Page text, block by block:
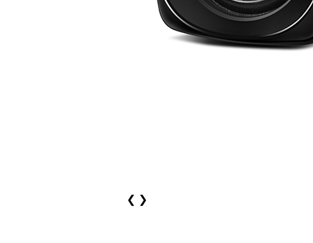
❮ ❯